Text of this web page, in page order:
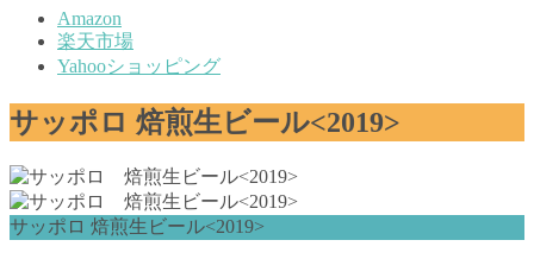
Amazon
楽天市場
Yahooショッピング
サッポロ 焙煎生ビール<2019>
サッポロ 焙煎生ビール<2019>